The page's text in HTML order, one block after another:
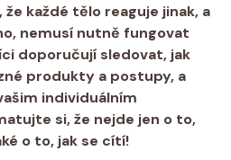
každé tělo reaguje jinak, a
nemusí nutně fungovat
doporučují sledovat, jak
produkty a postupy, a
individuálním
si, že nejde jen o to,
o to, jak se cítí!